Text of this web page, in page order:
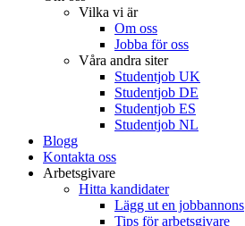
Vilka vi är
Om oss
Jobba för oss
Våra andra siter
Studentjob UK
Studentjob DE
Studentjob ES
Studentjob NL
Blogg
Kontakta oss
Arbetsgivare
Hitta kandidater
Lägg ut en jobbannons
Tips för arbetsgivare